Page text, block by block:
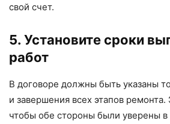
свой счет.
5. Установите сроки
работ
В договоре должны быть указаны
и завершения всех этапов
чтобы обе стороны были уверены